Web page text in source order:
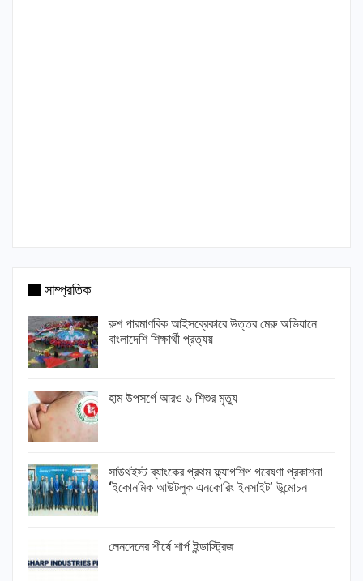
সাম্প্রতিক
রুশ পারমাণবিক আইসব্রেকারে উত্তর মেরু অভিযানে
বাংলাদেশি শিক্ষার্থী প্রত্যয়
হাম উপসর্গে আরও ৬ শিশুর মৃত্যু
সাউথইস্ট ব্যাংকের প্রথম ফ্ল্যাগশিপ গবেষণা প্রকাশনা
‘ইকোনমিক আউটলুক এনকোরিং ইনসাইট’ উন্মোচন
লেনদেনের শীর্ষে শার্প ইন্ডাস্ট্রিজ